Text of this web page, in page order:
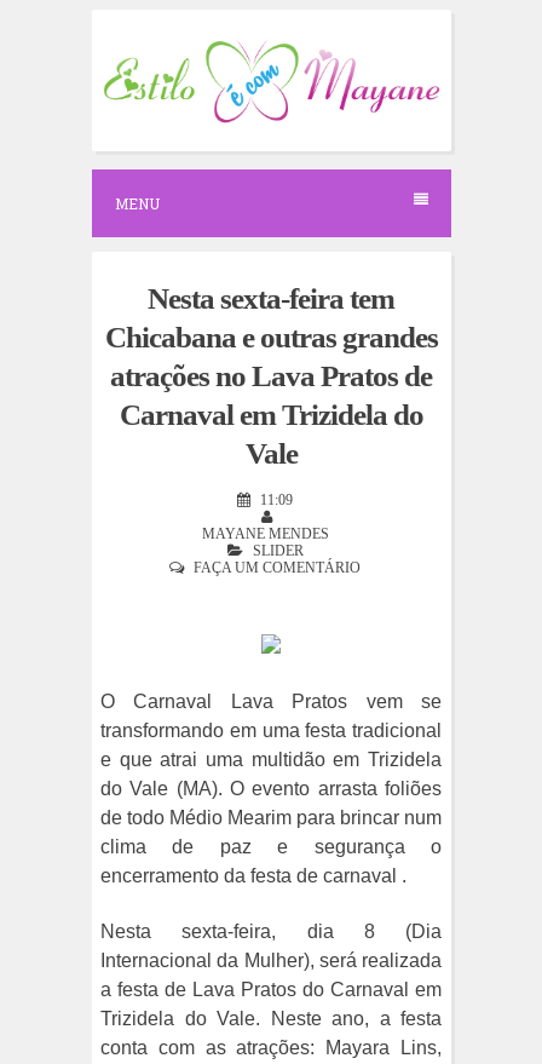
c
o
e
MENU
Nesta sexta-feira tem
Chicabana e outras grandes
atrações no Lava Pratos de
Carnaval em Trizidela do
Vale
11:09
MAYANE MENDES
SLIDER
FAÇA UM COMENTÁRIO
O Carnaval Lava Pratos vem se
transformando em uma festa tradicional
e que atrai uma multidão em Trizidela
do Vale (MA). O evento arrasta foliões
de todo Médio Mearim para brincar num
clima de paz e segurança o
encerramento da festa de carnaval .
Nesta sexta-feira, dia 8 (Dia
Internacional da Mulher), será realizada
a festa de Lava Pratos do Carnaval em
Trizidela do Vale. Neste ano, a festa
conta com as atrações: Mayara Lins,